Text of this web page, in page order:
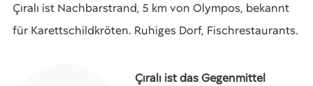
Çıralı ist Nachbarstrand, 5 km von Olympos, bekannt
für Karettschildkröten. Ruhiges Dorf, Fischrestaurants.
Çıralı ist das Gegenmittel